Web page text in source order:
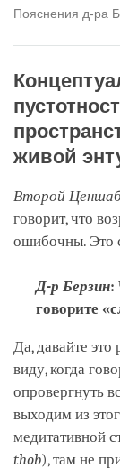
Пояснения д-ра
живой
Второй Ценшаб
говорит, что
ошибочны. Это
Д-р Берзин:
говорите
Да, давайте
виду, когда
опровергнуть
выходим из
медитативной
thob), там не